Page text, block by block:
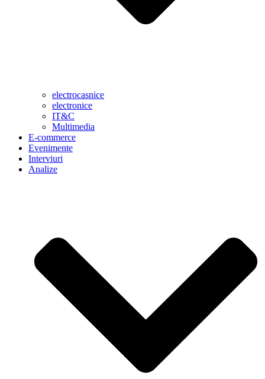
electrocasnice
electronice
IT&C
Multimedia
E-commerce
Evenimente
Interviuri
Analize